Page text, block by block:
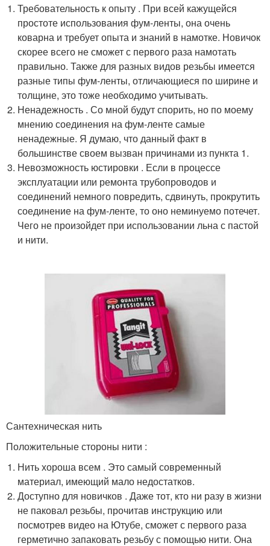
Требовательность к опыту . При всей кажущейся
простоте использования фум-ленты, она очень
коварна и требует опыта и знаний в намотке. Новичок
скорее всего не сможет с первого раза намотать
правильно. Также для разных видов резьбы имеется
разные типы фум-ленты, отличающиеся по ширине и
толщине, это тоже необходимо учитывать.
Ненадежность . Со мной будут спорить, но по моему
мнению соединения на фум-ленте самые
ненадежные. Я думаю, что данный факт в
большинстве своем вызван причинами из пункта 1.
Невозможность юстировки . Если в процессе
эксплуатации или ремонта трубопроводов и
соединений немного повредить, сдвинуть, прокрутить
соединение на фум-ленте, то оно неминуемо потечет.
Чего не произойдет при использовании льна с пастой
и нити.
Сантехническая нить
Положительные стороны нити :
Нить хороша всем . Это самый современный
материал, имеющий мало недостатков.
Доступно для новичков . Даже тот, кто ни разу в жизни
не паковал резьбы, прочитав инструкцию или
посмотрев видео на Ютубе, сможет с первого раза
герметично запаковать резьбу с помощью нити. Она